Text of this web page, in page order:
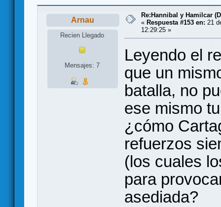
Arnau
Recien Llegado
Mensajes: 7
Re:Hannibal y Hamilcar
« Respuesta #153 en: 21
12:29:25 »
Leyendo el
que un
batalla, no
ese mismo
¿cómo
refuerzos
(los cuales
para
asediada?